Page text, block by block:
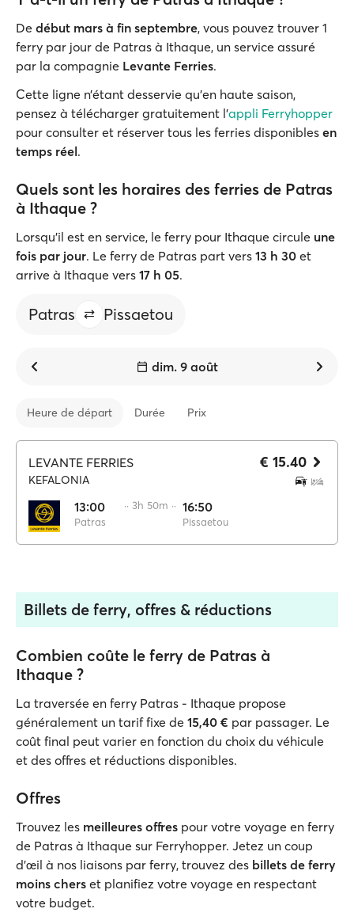
De début mars à fin septembre, vous pouvez trouver 1
ferry par jour de Patras à Ithaque, un service assuré
par la compagnie Levante Ferries.
Cette ligne n’étant desservie qu’en haute saison,
pensez à télécharger gratuitement l'appli Ferryhopper
pour consulter et réserver tous les ferries disponibles en
temps réel.
Quels sont les horaires des ferries de Patras
à Ithaque ?
Lorsqu'il est en service, le ferry pour Ithaque circule une
fois par jour. Le ferry de Patras part vers 13 h 30 et
arrive à Ithaque vers 17 h 05.
Patras Pissaetou
dim. 9 août
Heure de départ Durée Prix
LEVANTE FERRIES
KEFALONIA
13:00
Patras
·· 3h 50m ·· 16:50
Pissaetou
€ 15.40
Billets de ferry, offres & réductions
Combien coûte le ferry de Patras à
Ithaque ?
La traversée en ferry Patras - Ithaque propose
généralement un tarif fixe de 15,40 € par passager. Le
coût final peut varier en fonction du choix du véhicule
et des offres et réductions disponibles.
Offres
Trouvez les meilleures offres pour votre voyage en ferry
de Patras à Ithaque sur Ferryhopper. Jetez un coup
d'œil à nos liaisons par ferry, trouvez des billets de ferry
moins chers et planifiez votre voyage en respectant
votre budget.